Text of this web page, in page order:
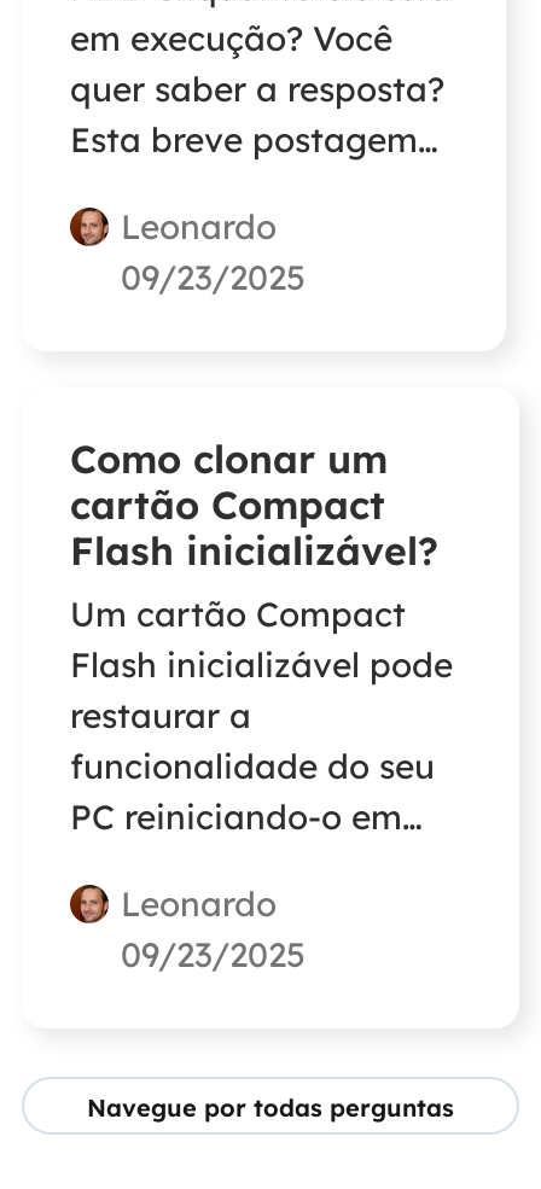
em execução? Você
quer saber a resposta?
Esta breve postagem
clonar um HDD
enquanto seu sistema
uma maneira de fazer
isso.
Leonardo
09/23/2025
Como clonar um
cartão Compact
Flash inicializável?
Um cartão Compact
Flash inicializável pode
restaurar a
funcionalidade do seu
PC reiniciando-o em
quiser aprender como
clonar um cartão
inicializável, o método
fornecido nesta breve
Leonardo
09/23/2025
Navegue por todas perguntas